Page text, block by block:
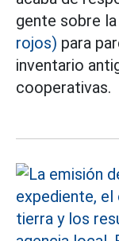
gente sobre
rojos) para
inventario
cooperativas.